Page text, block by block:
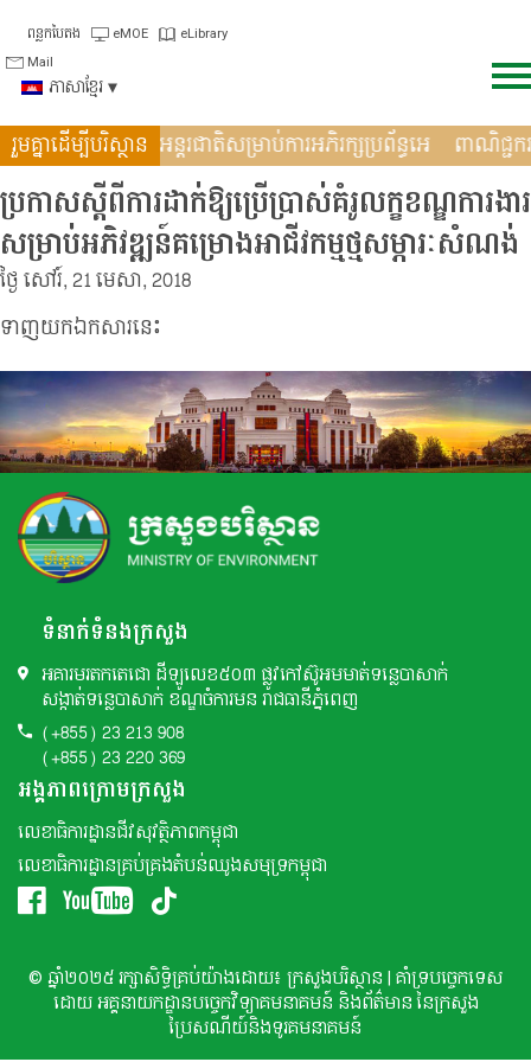
content
ពន្លកបៃតង eMOE
eLibrary
Mail
ភាសាខ្មែរ
រួមគ្នាដើម្បីបរិស្ថាន
សហប្រតិបត� ទិវាអន្តរជាតិសម្រាប់ការអភិរក្សប្រព័ន្ធអេ ពាណិជ្ជ
ប្រកាសស្តីពីការដាក់ឱ្យប្រើប្រាស់គំរូលក្ខខណ្ឌការងារ
សម្រាប់អភិវឌ្ឍន៍គម្រោងអាជីវកម្មថ្មសម្ភារៈសំណង់
ថ្ងៃ សៅរ៍, 21 មេសា, 2018
ទាញយកឯកសារនេះ
ទំនាក់ទំនងក្រសួង
អគារមរតកតេជោ ដីឡូលេខ៥០៣ ផ្លូវកៅស៊ូអមមាត់ទន្លេបាសាក់
សង្កាត់ទន្លេបាសាក់ ខណ្ឌចំការមន រាជធានីភ្នំពេញ
(+855) 23 213 908
(+855) 23 220 369
អង្គភាពក្រោមក្រសួង
លេខាធិការដ្ឋានជីវសុវត្ថិភាពកម្ពុជា
លេខាធិការដ្ឋានគ្រប់គ្រងតំបន់ឈូងសមុទ្រកម្ពុជា
© ឆ្នាំ២០២៥ រក្សាសិទ្ធិគ្រប់យ៉ាងដោយ៖ ក្រសួងបរិស្ថាន | គាំទ្របច្ចេកទេស
ដោយ អគ្គនាយកដ្ឌានបច្ចេកវិទ្យាគមនាគមន៍ និងព័ត៌មាន នៃក្រសួង
ប្រៃសណីយ៍និងទូរគមនាគមន៍